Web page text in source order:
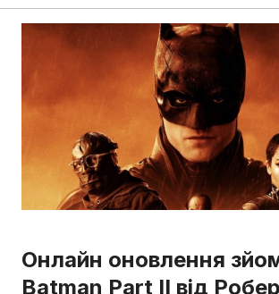
Онлайн оновлення
Batman Part II від